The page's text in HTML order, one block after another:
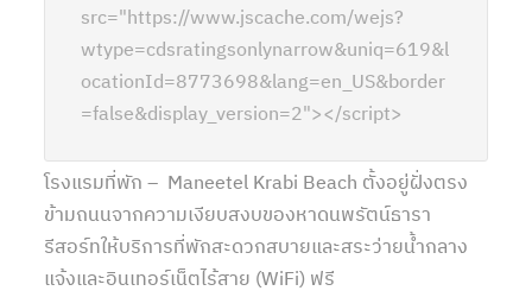
src="https://www.jscache.com/wejs?
wtype=cdsratingsonlynarrow&uniq=619&l
ocationId=8773698&lang=en_US&border
=false&display_version=2"></script>
โรงแรมที่พัก – Maneetel Krabi Beach ตั้งอยู่ฝั่งตรง
ข้ามถนนจากความเงียบสงบของหาดนพรัตน์ธารา
รีสอร์ทให้บริการที่พักสะดวกสบายและสระว่ายน้ำกลาง
แจ้งและอินเทอร์เน็ตไร้สาย (WiFi) ฟรี